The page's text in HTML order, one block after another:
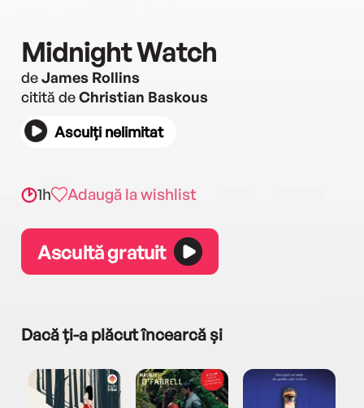
Midnight Watch
deJames Rollins
citită deChristian Baskous
Asculți nelimitat
1h Adaugă la wishlist
Ascultă gratuit
Dacă ți-a plăcut încearcă și